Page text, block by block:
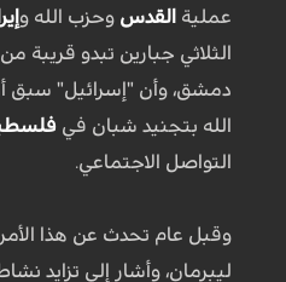
عملية القدس وحزب الله و
الثلاثي جبارين تبدو
دمشق، وأن "إسرائيل" سبق
الله بتجنيد شبان في
التواصل الاجتماعي.
وقبل عام تحدث عن هذا الأمر
ليبرمان، وأشار إلى تزايد